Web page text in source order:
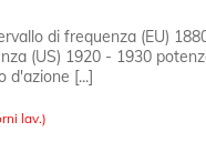
di frequenza (EU)
(US) 1920 - 1930
d'azione [...]
lav.)